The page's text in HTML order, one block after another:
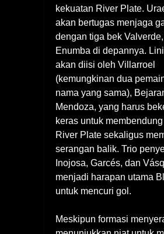
kekuatan River Plate.
akan bertugas menjaga
dengan tiga bek
Enumba di depannya.
akan diisi oleh Villarroel
(kemungkinan dua
nama yang sama),
Mendoza, yang harus
keras untuk
River Plate sekaligus
serangan balik. Trio
Inojosa, Garcés, dan
menjadi harapan utama
untuk mencuri gol.
Meskipun formasi